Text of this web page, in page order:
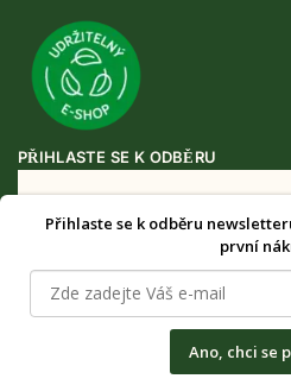
PŘIHLASTE SE K ODBĚRU
Získejte speciální
odběratele
Přihlaste se k odběru
první
Ano, chci se